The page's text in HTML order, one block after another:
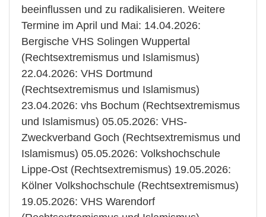
beeinflussen und zu radikalisieren. Weitere
Termine im April und Mai: 14.04.2026:
Bergische VHS Solingen Wuppertal
(Rechtsextremismus und Islamismus)
22.04.2026: VHS Dortmund
(Rechtsextremismus und Islamismus)
23.04.2026: vhs Bochum (Rechtsextremismus
und Islamismus) 05.05.2026: VHS-
Zweckverband Goch (Rechtsextremismus und
Islamismus) 05.05.2026: Volkshochschule
Lippe-Ost (Rechtsextremismus) 19.05.2026:
Kölner Volkshochschule (Rechtsextremismus)
19.05.2026: VHS Warendorf